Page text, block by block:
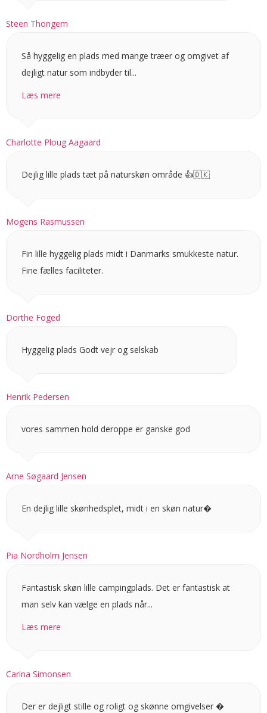
Steen Thongem
Charlotte Ploug Aagaard
Så hyggelig en plads med mange træer og omgivet af
dejligt natur som indbyder til...
Læs mere
Mogens Rasmussen
Dejlig lille plads tæt på naturskøn område 👍🇩🇰
Dorthe Foged
Fin lille hyggelig plads midt i Danmarks smukkeste natur.
Fine fælles faciliteter.
Henrik Pedersen
Hyggelig plads Godt vejr og selskab
Arne Søgaard Jensen
vores sammen hold deroppe er ganske god
Pia Nordholm Jensen
En dejlig lille skønhedsplet, midt i en skøn natur�
Carina Simonsen
Fantastisk skøn lille campingplads. Det er fantastisk at
man selv kan vælge en plads når...
Læs mere
Der er dejligt stille og roligt og skønne omgivelser �